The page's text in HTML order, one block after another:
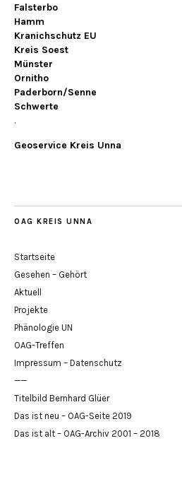
Falsterbo
Hamm
Kranichschutz EU
Kreis Soest
Münster
Ornitho
Paderborn/Senne
Schwerte
.
Geoservice Kreis Unna
OAG KREIS UNNA
Startseite
Gesehen – Gehört
Aktuell
Projekte
Phänologie UN
OAG-Treffen
Impressum – Datenschutz
——
Titelbild Bernhard Glüer
Das ist neu – OAG-Seite 2019
Das ist alt – OAG-Archiv 2001 – 2018